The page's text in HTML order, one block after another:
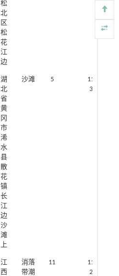
松
北
区
松
花
江
边
湖
北
省
黄
冈
市
浠
水
县
散
花
镇
长
江
边
沙
滩
上
沙滩 5
江
西
消落
带潮
11